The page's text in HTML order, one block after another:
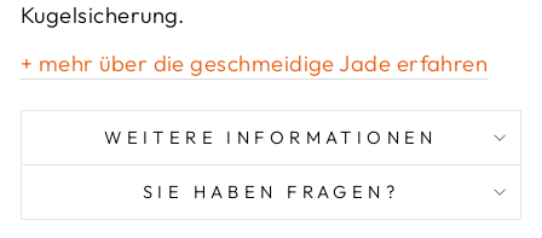
Kugelsicherung.
+ mehr über die geschmeidige Jade erfahren
WEITERE INFORMATIONEN
SIE HABEN FRAGEN?